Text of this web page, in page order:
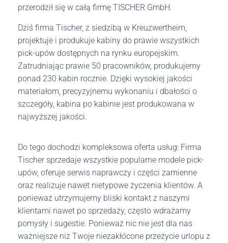
przerodził się w całą firmę TISCHER GmbH.
Dziś firma Tischer, z siedzibą w Kreuzwertheim,
projektuje i produkuje kabiny do prawie wszystkich
pick-upów dostępnych na rynku europejskim.
Zatrudniając prawie 50 pracowników, produkujemy
ponad 230 kabin rocznie. Dzięki wysokiej jakości
materiałom, precyzyjnemu wykonaniu i dbałości o
szczegóły, kabina po kabinie jest produkowana w
najwyższej jakości.
Do tego dochodzi kompleksowa oferta usług: Firma
Tischer sprzedaje wszystkie popularne modele pick-
upów, oferuje serwis naprawczy i części zamienne
oraz realizuje nawet nietypowe życzenia klientów. A
ponieważ utrzymujemy bliski kontakt z naszymi
klientami nawet po sprzedaży, często wdrażamy
pomysły i sugestie. Ponieważ nic nie jest dla nas
ważniejsze niż Twoje niezakłócone przeżycie urlopu z